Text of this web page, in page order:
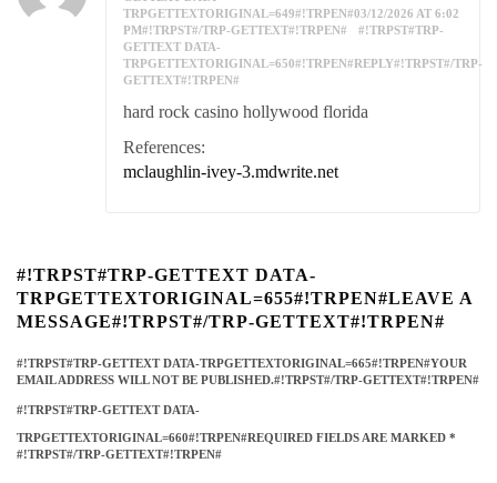
TRPGETTEXTORIGINAL=649#!TRPEN#03/12/2026 AT 6:02
PM#!TRPST#/TRP-GETTEXT#!TRPEN#
#!TRPST#TRP-
GETTEXT DATA-
TRPGETTEXTORIGINAL=650#!TRPEN#REPLY#!TRPST#/TRP-
GETTEXT#!TRPEN#
hard rock casino hollywood florida
References:
mclaughlin-ivey-3.mdwrite.net
#!TRPST#TRP-GETTEXT DATA-
TRPGETTEXTORIGINAL=655#!TRPEN#LEAVE A
MESSAGE#!TRPST#/TRP-GETTEXT#!TRPEN#
#!TRPST#TRP-GETTEXT DATA-TRPGETTEXTORIGINAL=665#!TRPEN#YOUR
EMAIL ADDRESS WILL NOT BE PUBLISHED.#!TRPST#/TRP-GETTEXT#!TRPEN#
#!TRPST#TRP-GETTEXT DATA-
TRPGETTEXTORIGINAL=660#!TRPEN#REQUIRED FIELDS ARE MARKED *
#!TRPST#/TRP-GETTEXT#!TRPEN#